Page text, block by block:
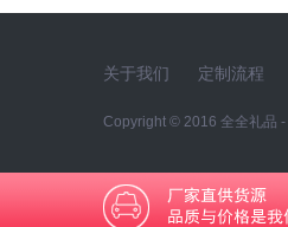
关于我们 定制流程
Copyright © 2016 全全礼品 -